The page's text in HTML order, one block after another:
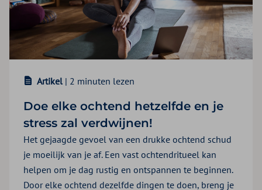
Artikel | 2 minuten lezen
Doe elke ochtend hetzelfde en je
stress zal verdwijnen!
Het gejaagde gevoel van een drukke ochtend schud
je moeilijk van je af. Een vast ochtendritueel kan
helpen om je dag rustig en ontspannen te beginnen.
Door elke ochtend dezelfde dingen te doen, breng je